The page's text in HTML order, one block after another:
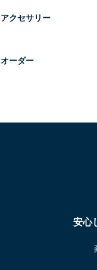
アクセサリー
オーダー
安心